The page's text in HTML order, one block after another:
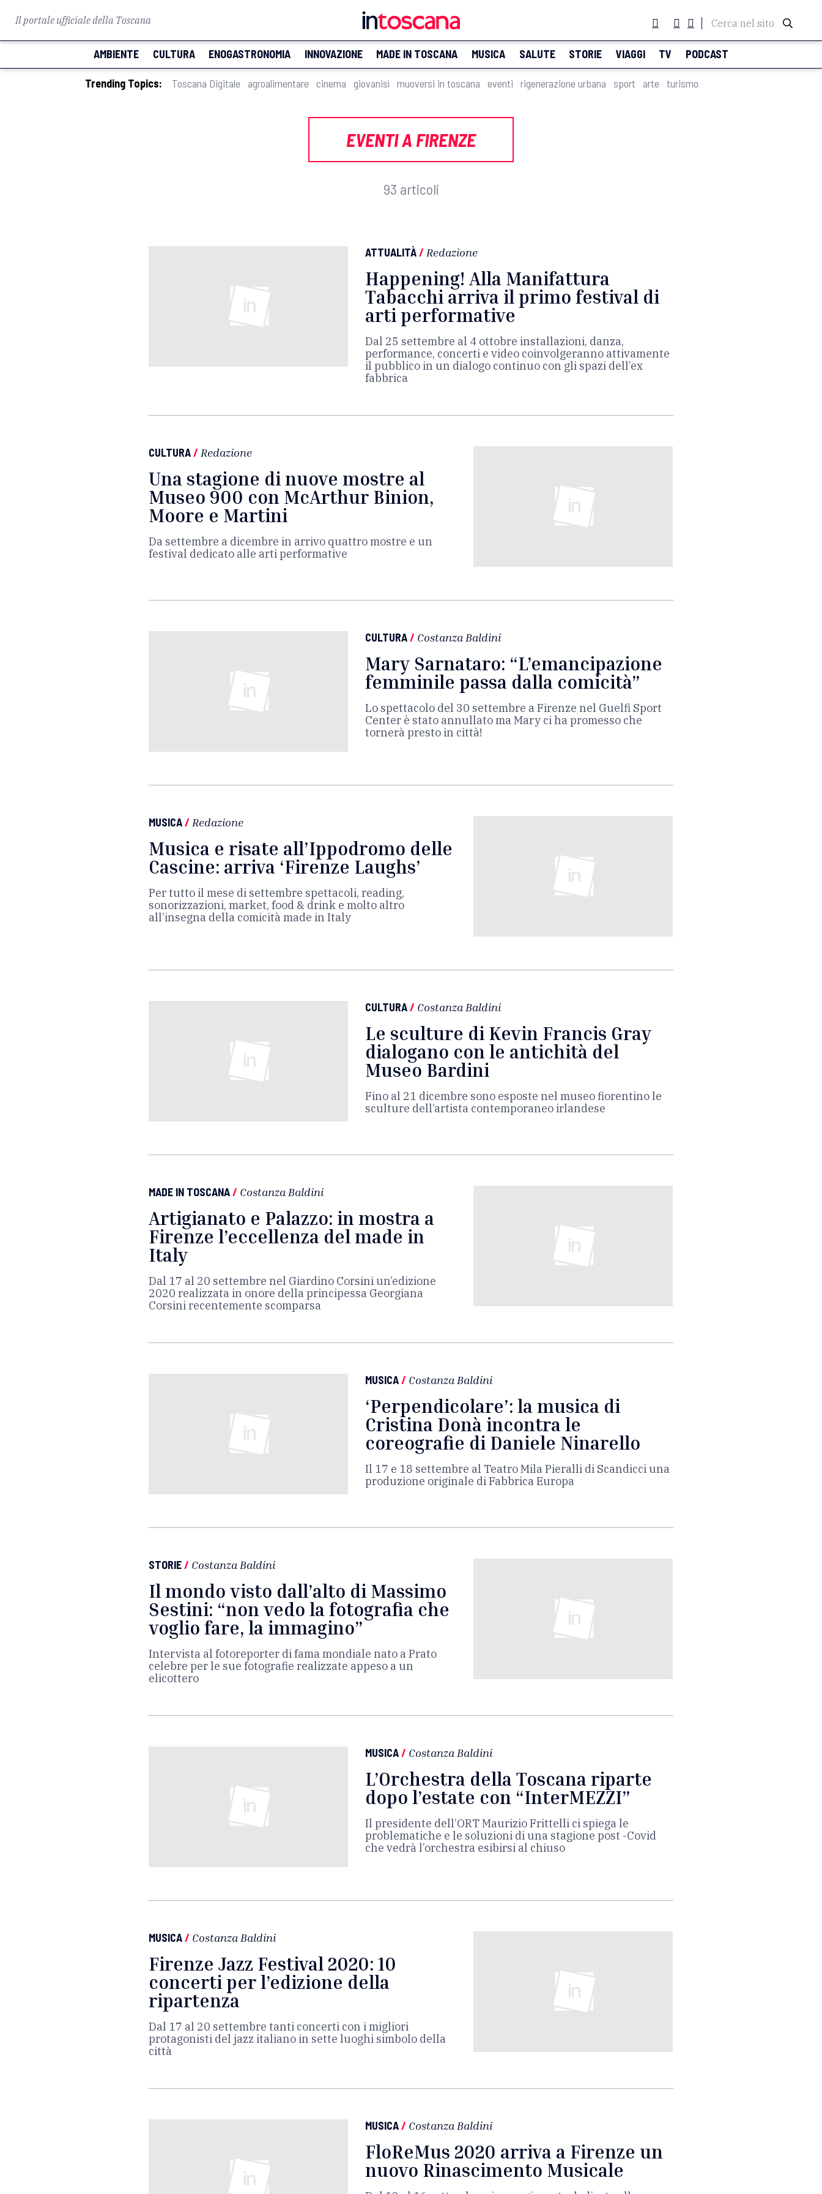
Il portale ufficiale della Toscana Cerca nel sito
AMBIENTE CULTURA ENOGASTRONOMIA INNOVAZIONE MADE IN TOSCANA MUSICA SALUTE STORIE VIAGGI TV PODCAST
Trending Topics: Toscana Digitale agroalimentare cinema giovanisì muoversi in toscana eventi rigenerazione urbana sport arte turismo
EVENTI A FIRENZE
93 articoli
ATTUALITÀ/ Redazione
Happening! Alla Manifattura
Tabacchi arriva il primo festival di
arti performative
Dal 25 settembre al 4 ottobre installazioni, danza,
performance, concerti e video coinvolgeranno attivamente
il pubblico in un dialogo continuo con gli spazi dell’ex
fabbrica
CULTURA/ Redazione
Una stagione di nuove mostre al
Museo 900 con McArthur Binion,
Moore e Martini
Da settembre a dicembre in arrivo quattro mostre e un
festival dedicato alle arti performative
CULTURA/ Costanza Baldini
Mary Sarnataro: “L’emancipazione
femminile passa dalla comicità”
Lo spettacolo del 30 settembre a Firenze nel Guelfi Sport
Center è stato annullato ma Mary ci ha promesso che
tornerà presto in città!
MUSICA/ Redazione
Musica e risate all’Ippodromo delle
Cascine: arriva ‘Firenze Laughs’
Per tutto il mese di settembre spettacoli, reading,
sonorizzazioni, market, food & drink e molto altro
all’insegna della comicità made in Italy
CULTURA/ Costanza Baldini
Le sculture di Kevin Francis Gray
dialogano con le antichità del
Museo Bardini
Fino al 21 dicembre sono esposte nel museo fiorentino le
sculture dell’artista contemporaneo irlandese
MADE IN TOSCANA/ Costanza Baldini
Artigianato e Palazzo: in mostra a
Firenze l’eccellenza del made in
Italy
Dal 17 al 20 settembre nel Giardino Corsini un’edizione
2020 realizzata in onore della principessa Georgiana
Corsini recentemente scomparsa
MUSICA/ Costanza Baldini
‘Perpendicolare’: la musica di
Cristina Donà incontra le
coreografie di Daniele Ninarello
Il 17 e 18 settembre al Teatro Mila Pieralli di Scandicci una
produzione originale di Fabbrica Europa
STORIE/ Costanza Baldini
Il mondo visto dall’alto di Massimo
Sestini: “non vedo la fotografia che
voglio fare, la immagino”
Intervista al fotoreporter di fama mondiale nato a Prato
celebre per le sue fotografie realizzate appeso a un
elicottero
MUSICA/ Costanza Baldini
L’Orchestra della Toscana riparte
dopo l’estate con “InterMEZZI”
Il presidente dell’ORT Maurizio Frittelli ci spiega le
problematiche e le soluzioni di una stagione post -Covid
che vedrà l’orchestra esibirsi al chiuso
MUSICA/ Costanza Baldini
Firenze Jazz Festival 2020: 10
concerti per l’edizione della
ripartenza
Dal 17 al 20 settembre tanti concerti con i migliori
protagonisti del jazz italiano in sette luoghi simbolo della
città
MUSICA/ Costanza Baldini
FloReMus 2020 arriva a Firenze un
nuovo Rinascimento Musicale